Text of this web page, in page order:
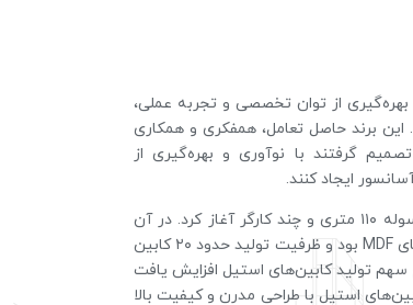
و بهره‌گیری از توان تخصصی و تجربه عملی،
برند حاصل تعامل، همفکری و همکاری
گرفتند با نوآوری و بهره‌گیری از
ایجاد کنند.
کاراکابین کار خود را در محیطی کوچک با یک سوله ۱۱۰ متری و چند کارگر آغاز کرد. در آن
زمان، بیشتر تولیدات کارگاه محدود به کابین‌های MDF بود و ظرفیت تولید حدود ۲۰ کابین
سهم تولید کابین‌های استیل افزایش یافت
برند، کابین‌های استیل با طراحی مدرن و کیفیت بالا